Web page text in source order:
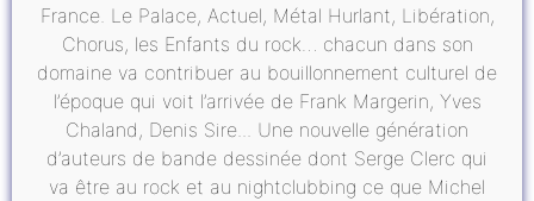
France. Le Palace, Actuel, Métal Hurlant, Libération,
Chorus, les Enfants du rock… chacun dans son
domaine va contribuer au bouillonnement culturel de
l’époque qui voit l’arrivée de Frank Margerin, Yves
Chaland, Denis Sire... Une nouvelle génération
d’auteurs de bande dessinée dont Serge Clerc qui
va être au rock et au nightclubbing ce que Michel